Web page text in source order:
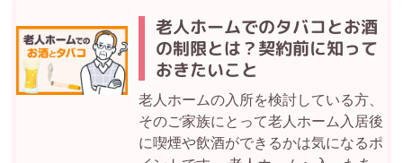
老人ホームでのタバコとお酒
の制限とは？契約前に知って
おきたいこと
老人ホームの入所を検討している方、
そのご家族にとって老人ホーム入居後
に喫煙や飲酒ができるかは気になるポ